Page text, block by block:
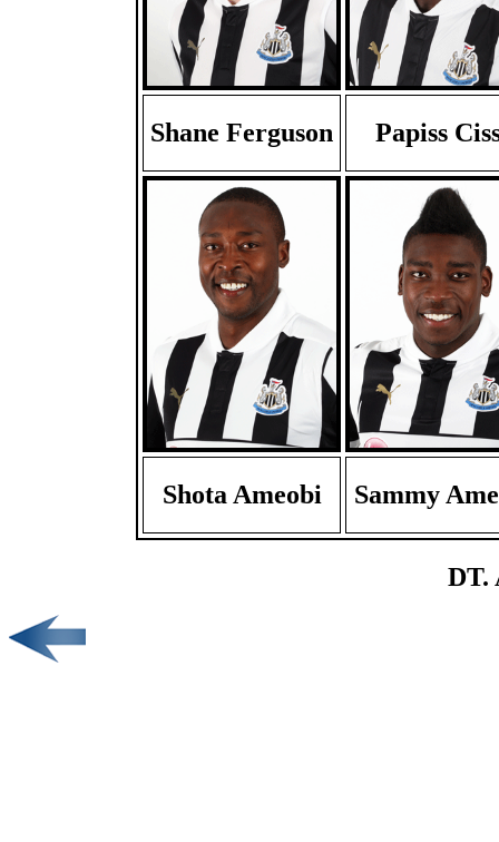
Shane Ferguson Papiss
Shota Ameobi Sammy
DT.